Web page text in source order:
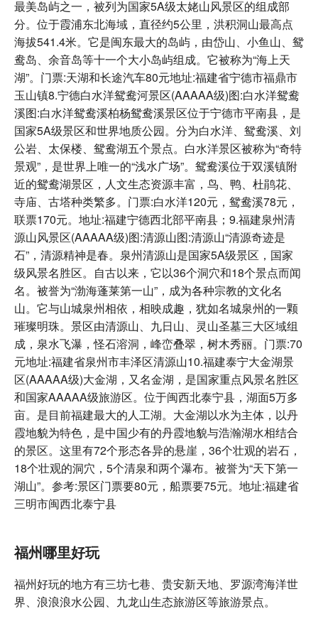
最美岛屿之一，被列为国家5A级太姥山风景区的组成部
分。位于霞浦东北海域，直径约5公里，洪积洞山最高点
海拔541.4米。它是闽东最大的岛屿，由岱山、小鱼山、鸳
鸯岛、余音岛等十一个大小岛屿组成。它被称为“海上天
湖”。门票:天湖和长途汽车80元地址:福建省宁德市福鼎市
玉山镇8.宁德白水洋鸳鸯河景区(AAAAA级)图:白水洋鸳鸯
溪图:白水洋鸳鸯溪柏杨鸳鸯溪景区位于宁德市平南县，是
国家5A级景区和世界地质公园。分为白水洋、鸳鸯溪、刘
公岩、太保楼、鸳鸯湖五个景点。白水洋景区被称为“奇特
景观”，是世界上唯一的“浅水广场”。鸳鸯溪位于双溪镇附
近的鸳鸯湖景区，人文生态资源丰富，鸟、鸭、杜鹃花、
寺庙、古塔种类繁多。门票:白水洋120元，鸳鸯溪78元，
联票170元。地址:福建宁德西北部平南县；9.福建泉州清
源山风景区(AAAAA级)图:清源山图:清源山“清源奇迹是
石”，清源精神是春。泉州清源山是国家5A级景区，国家
级风景名胜区。自古以来，它以36个洞穴和18个景点而闻
名。被誉为“渤海蓬莱第一山”，成为各种宗教的文化名
山。它与山城泉州相依，相映成趣，犹如名城泉州的一颗
璀璨明珠。景区由清源山、九日山、灵山圣墓三大区域组
成，泉水飞瀑，怪石溶洞，峰峦叠翠，树木秀丽。门票:70
元地址:福建省泉州市丰泽区清源山10.福建泰宁大金湖景
区(AAAAA级)大金湖，又名金湖，是国家重点风景名胜区
和国家AAAAA级旅游区。位于闽西北泰宁县，湖面5万多
亩。是目前福建最大的人工湖。大金湖以水为主体，以丹
霞地貌为特色，是中国少有的丹霞地貌与浩瀚湖水相结合
的景区。这里有72个形态各异的悬崖，36个壮观的岩石，
18个壮观的洞穴，5个清泉和两个瀑布。被誉为“天下第一
湖山”。参考:景区门票要80元，船票要75元。地址:福建省
三明市闽西北泰宁县
福州哪里好玩
福州好玩的地方有三坊七巷、贵安新天地、罗源湾海洋世
界、浪浪浪水公园、九龙山生态旅游区等旅游景点。